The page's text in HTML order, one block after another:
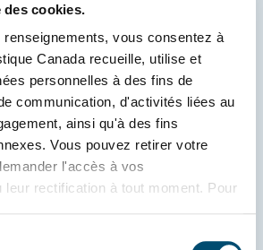
cookies.
vous consentez à
Canada recueille, utilise et
personnelles à des fins de
communication, d'activités liées au
ainsi qu'à des fins
Vous pouvez retirer votre
l'accès à vos
leur rectification à tout moment. Pour
terminer mes cours avec
j’espérais, tout en luttant
respiratoire qui m’a
hospitalisée », confie-t-
demandé énormément de
mais je me suis prouvé
impossible. »